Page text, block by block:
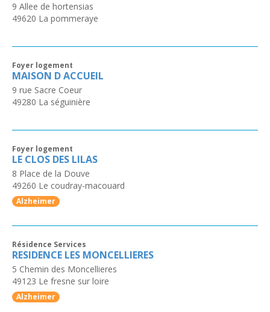
9 Allee de hortensias
49620 La pommeraye
Foyer logement
MAISON D ACCUEIL
9 rue Sacre Coeur
49280 La séguinière
Foyer logement
LE CLOS DES LILAS
8 Place de la Douve
49260 Le coudray-macouard
Alzheimer
Résidence Services
RESIDENCE LES MONCELLIERES
5 Chemin des Moncellieres
49123 Le fresne sur loire
Alzheimer